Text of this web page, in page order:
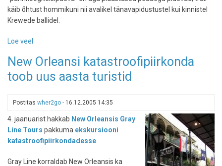
käib õhtust hommikuni nii avalikel tänavapidustustel kui kinnistel
Krewede ballidel.
Loe veel
Orleansis
algab
suurpäev
New Orleansi katastroofipiirkonda
toob uus aasta turistid
Postitas wher2go - 16.12.2005 14:35
4. jaanuarist hakkab New Orleansis Gray
Line Tours pakkuma ekskursiooni
katastroofipiirkondadesse
Gray Line korraldab New Orleansis ka